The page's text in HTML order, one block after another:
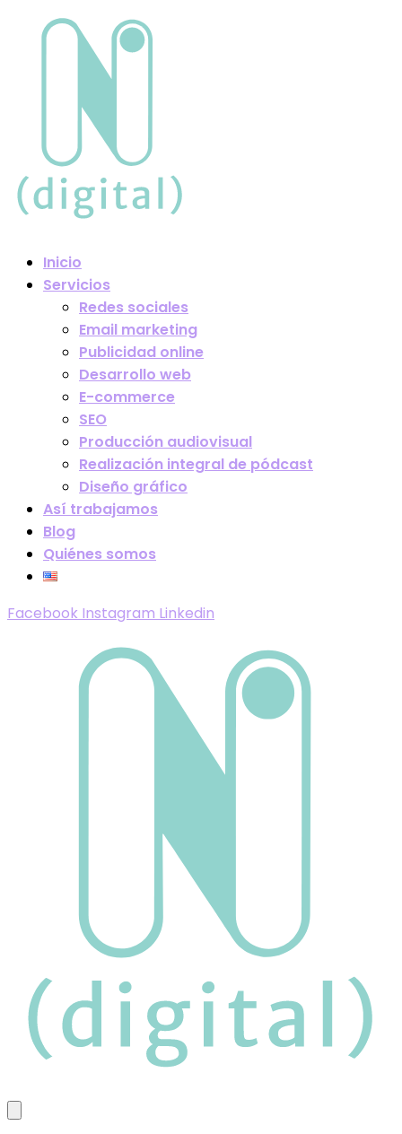
Inicio
Servicios
Redes sociales
Email marketing
Publicidad online
Desarrollo web
E-commerce
SEO
Producción audiovisual
Realización integral de pódcast
Diseño gráfico
Así trabajamos
Blog
Quiénes somos
Facebook Instagram Linkedin